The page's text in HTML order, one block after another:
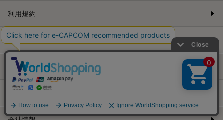
利用規約
特商取引法に基づく表示
プライバシーポリシー